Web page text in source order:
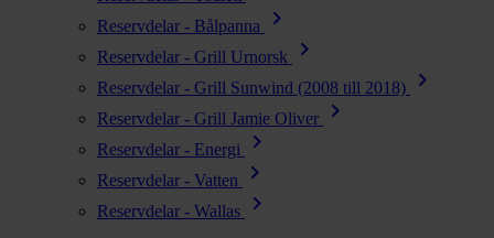
Reservdelar - Bålpanna chevron_right
Reservdelar - Grill Urnorsk chevron_right
Reservdelar - Grill Sunwind (2008 till 2018) chevron_right
Reservdelar - Grill Jamie Oliver chevron_right
Reservdelar - Energi chevron_right
Reservdelar - Vatten chevron_right
Reservdelar - Wallas
chevron_right